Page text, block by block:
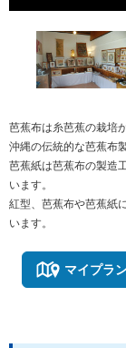
芭蕉布は糸芭蕉の栽培
沖縄の伝統的な芭蕉布
芭蕉紙は芭蕉布の製造
います。
紅型、芭蕉布や芭蕉紙
います。
マイプラ